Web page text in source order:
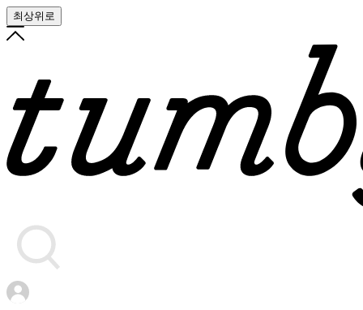
최상위로